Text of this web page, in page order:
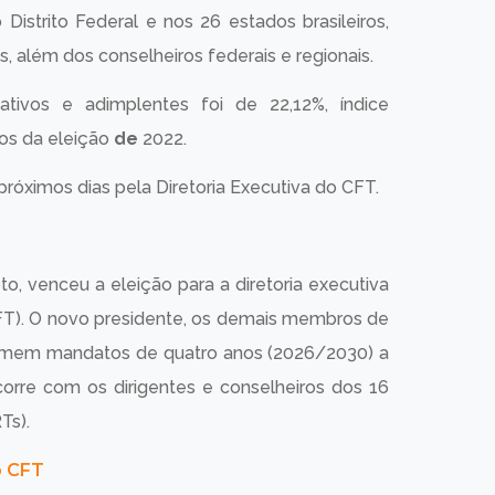
Federal e nos 26 estados brasileiros,
além dos conselheiros federais e regionais.
e adimplentes foi de 22,12%, índice
da eleição de 2022.
dias pela Diretoria Executiva do CFT.
venceu a eleição para a diretoria executiva
O novo presidente, os demais membros de
mandatos de quatro anos (2026/2030) a
com os dirigentes e conselheiros dos 16